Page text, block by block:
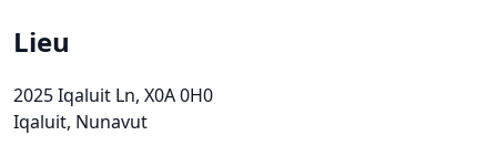
Lieu
2025 Iqaluit Ln, X0A 0H0
Iqaluit, Nunavut